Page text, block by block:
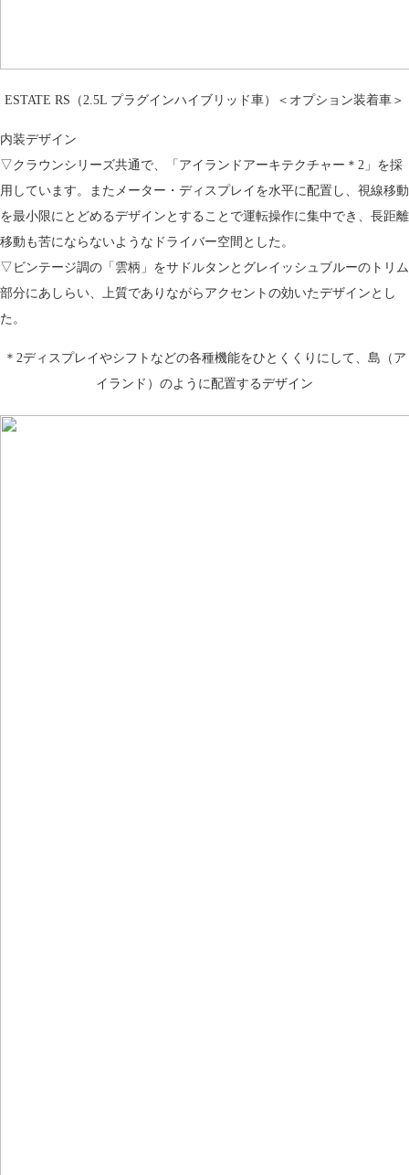
ESTATE RS（2.5L プラグインハイブリッド車）＜オプション装着車＞
内装デザイン
▽クラウンシリーズ共通で、「アイランドアーキテクチャー＊2」を採
用しています。またメーター・ディスプレイを水平に配置し、視線移動
を最小限にとどめるデザインとすることで運転操作に集中でき、長距離
移動も苦にならないようなドライバー空間とした。
▽ビンテージ調の「雲柄」をサドルタンとグレイッシュブルーのトリム
部分にあしらい、上質でありながらアクセントの効いたデザインとし
た。
＊2ディスプレイやシフトなどの各種機能をひとくくりにして、島（ア
イランド）のように配置するデザイン